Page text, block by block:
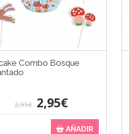
Combo Bosque
2,95€ 2,95€
AÑADIR